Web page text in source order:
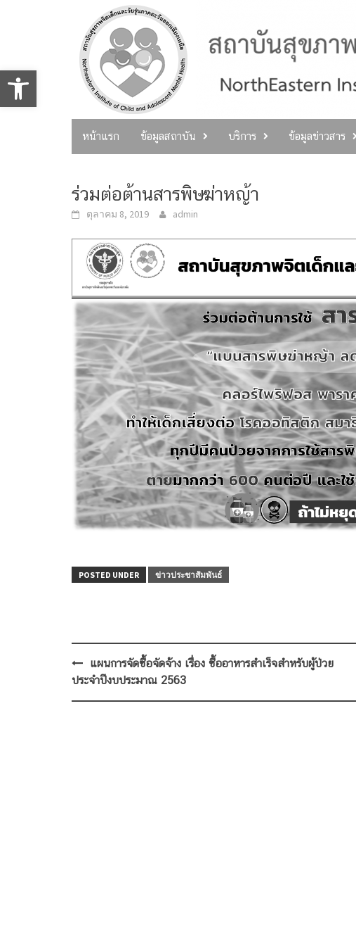
Open toolbar
หน้าแรก ข้อมูลสถาบัน บริการ ข้อมูลข่าวสาร
ร่วมต่อต้านสารพิษฆ่าหญ้า
ตุลาคม 8, 2019 admin
POSTED UNDER ข่าวประชาสัมพันธ์
Post
navigation
แผนการจัดซื้อจัดจ้าง เรื่อง ซื้ออาหารสำเร็จสำหรับผู้ป่วย
ประจำปีงบประมาณ 2563